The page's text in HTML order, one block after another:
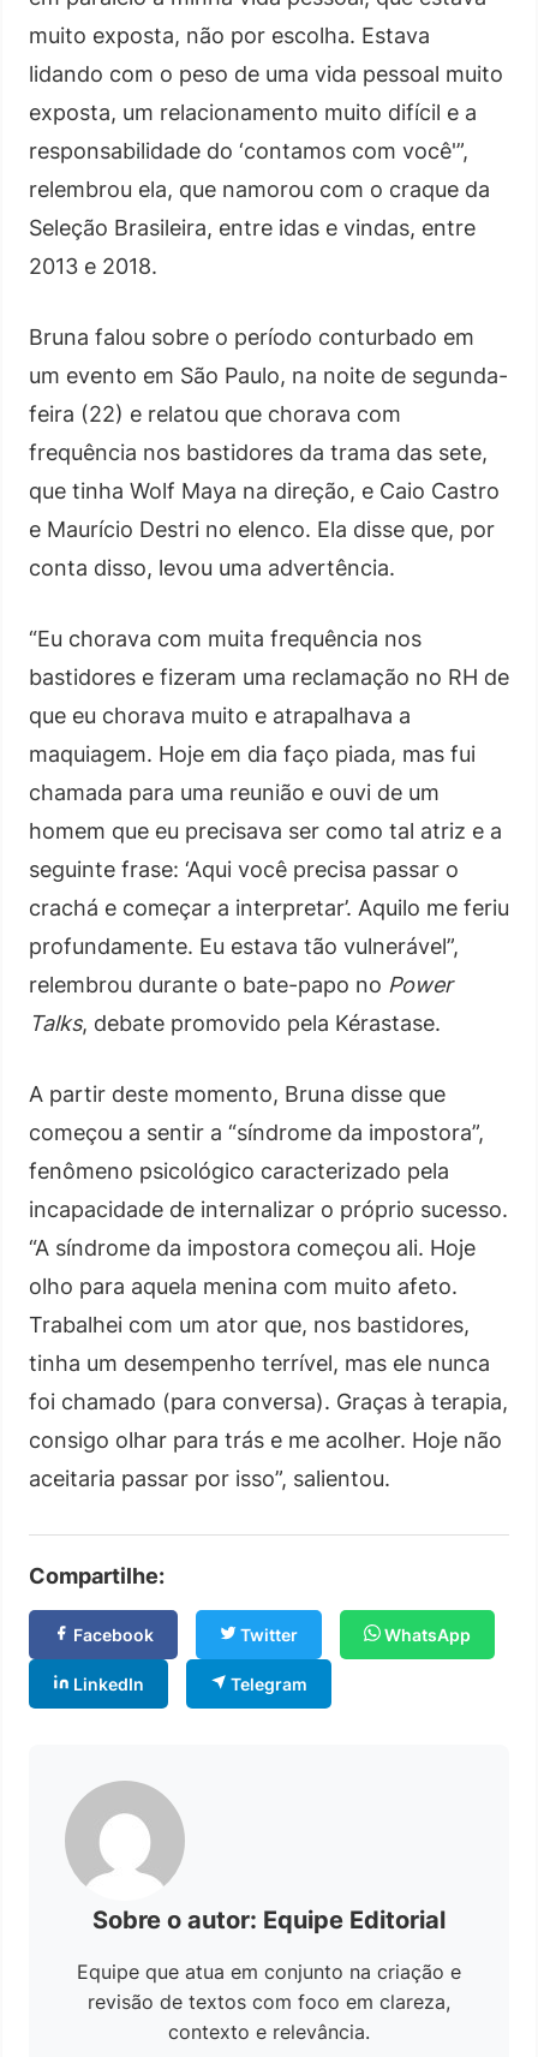
muito exposta, não por escolha. Estava
lidando com o peso de uma vida pessoal muito
exposta, um relacionamento muito difícil e a
responsabilidade do ‘contamos com você'”,
relembrou ela, que namorou com o craque da
Seleção Brasileira, entre idas e vindas, entre
2013 e 2018.
Bruna falou sobre o período conturbado em
um evento em São Paulo, na noite de segunda-
feira (22) e relatou que chorava com
frequência nos bastidores da trama das sete,
que tinha Wolf Maya na direção, e Caio Castro
e Maurício Destri no elenco. Ela disse que, por
conta disso, levou uma advertência.
“Eu chorava com muita frequência nos
bastidores e fizeram uma reclamação no RH de
que eu chorava muito e atrapalhava a
maquiagem. Hoje em dia faço piada, mas fui
chamada para uma reunião e ouvi de um
homem que eu precisava ser como tal atriz e a
seguinte frase: ‘Aqui você precisa passar o
crachá e começar a interpretar’. Aquilo me feriu
profundamente. Eu estava tão vulnerável”,
relembrou durante o bate-papo no Power
Talks, debate promovido pela Kérastase.
A partir deste momento, Bruna disse que
começou a sentir a “síndrome da impostora”,
fenômeno psicológico caracterizado pela
incapacidade de internalizar o próprio sucesso.
“A síndrome da impostora começou ali. Hoje
olho para aquela menina com muito afeto.
Trabalhei com um ator que, nos bastidores,
tinha um desempenho terrível, mas ele nunca
foi chamado (para conversa). Graças à terapia,
consigo olhar para trás e me acolher. Hoje não
aceitaria passar por isso”, salientou.
Compartilhe:
Facebook Twitter WhatsApp
LinkedIn Telegram
Sobre o autor: Equipe Editorial
Equipe que atua em conjunto na criação e
revisão de textos com foco em clareza,
contexto e relevância.